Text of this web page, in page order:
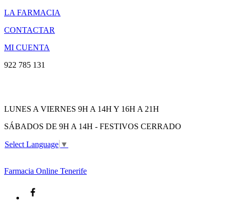
LA FARMACIA
CONTACTAR
MI CUENTA
922 785 131
LUNES A VIERNES 9H A 14H Y 16H A 21H
SÁBADOS DE 9H A 14H - FESTIVOS CERRADO
Select Language ▼
Farmacia Online Tenerife